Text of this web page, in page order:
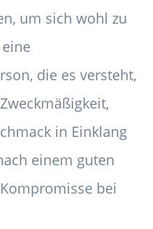
um sich wohl zu
die es versteht,
in Einklang
einem guten
bei